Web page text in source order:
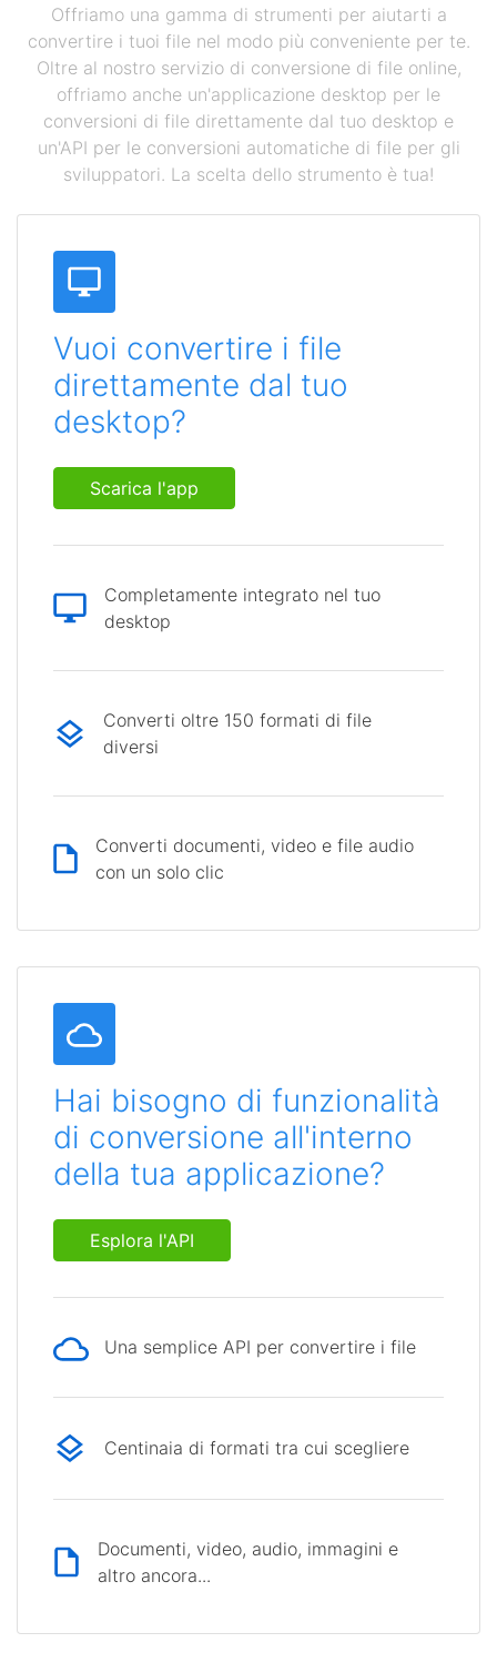
Offriamo una gamma di strumenti per aiutarti a
convertire i tuoi file nel modo più conveniente per te.
Oltre al nostro servizio di conversione di file online,
offriamo anche un'applicazione desktop per le
conversioni di file direttamente dal tuo desktop e
un'API per le conversioni automatiche di file per gli
sviluppatori. La scelta dello strumento è tua!
Vuoi convertire i file
direttamente dal tuo
desktop?
Scarica l'app
Completamente integrato nel tuo
desktop
Converti oltre 150 formati di file
diversi
Converti documenti, video e file audio
con un solo clic
Hai bisogno di funzionalità
di conversione all'interno
della tua applicazione?
Esplora l'API
Una semplice API per convertire i file
Centinaia di formati tra cui scegliere
Documenti, video, audio, immagini e
altro ancora...